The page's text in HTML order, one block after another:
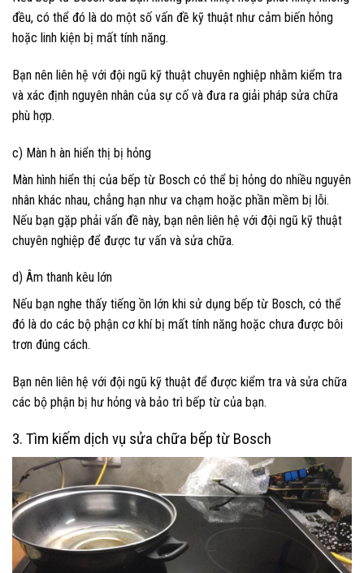
đều, có thể đó là do một số vấn đề kỹ thuật như cảm biến hỏng
hoặc linh kiện bị mất tính năng.
Bạn nên liên hệ với đội ngũ kỹ thuật chuyên nghiệp nhằm kiểm tra
và xác định nguyên nhân của sự cố và đưa ra giải pháp sửa chữa
phù hợp.
c) Màn h àn hiển thị bị hỏng
Màn hình hiển thị của bếp từ Bosch có thể bị hỏng do nhiều nguyên
nhân khác nhau, chẳng hạn như va chạm hoặc phần mềm bị lỗi.
Nếu bạn gặp phải vấn đề này, bạn nên liên hệ với đội ngũ kỹ thuật
chuyên nghiệp để được tư vấn và sửa chữa.
d) Âm thanh kêu lớn
Nếu bạn nghe thấy tiếng ồn lớn khi sử dụng bếp từ Bosch, có thể
đó là do các bộ phận cơ khí bị mất tính năng hoặc chưa được bôi
trơn đúng cách.
Bạn nên liên hệ với đội ngũ kỹ thuật để được kiểm tra và sửa chữa
các bộ phận bị hư hỏng và bảo trì bếp từ của bạn.
3. Tìm kiếm dịch vụ sửa chữa bếp từ Bosch